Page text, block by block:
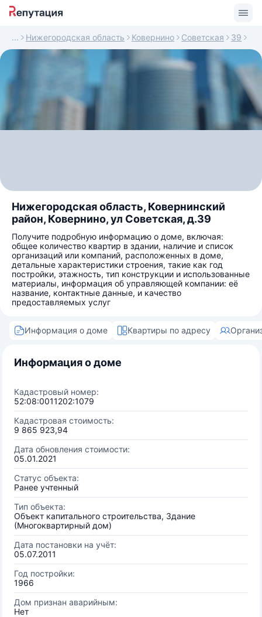
Нижегородская область Ковернино Советская 39
Нижегородская область, Ковернинский
район, Ковернино, ул Советская, д.39
Получите подробную информацию о доме, включая:
общее количество квартир в здании, наличие и список
организаций или компаний, расположенных в доме,
детальные характеристики строения, такие как год
постройки, этажность, тип конструкции и использованные
материалы, информация об управляющей компании: её
название, контактные данные, и качество
предоставляемых услуг
Информация о доме Квартиры по адресу
Информация о доме
Кадастровый номер:
52:08:0011202:1079
Кадастровая стоимость:
9 865 923,94
Дата обновления стоимости:
05.01.2021
Статус объекта:
Ранее учтенный
Тип объекта:
Объект капитального строительства, Здание
(Многоквартирный дом)
Дата постановки на учёт:
05.07.2011
Год постройки:
1966
Дом признан аварийным:
Нет